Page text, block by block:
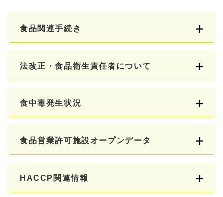
食品関連手続き
法改正・食品衛生責任者について
食中毒発生状況
食品営業許可施設オープンデータ
HACCP関連情報